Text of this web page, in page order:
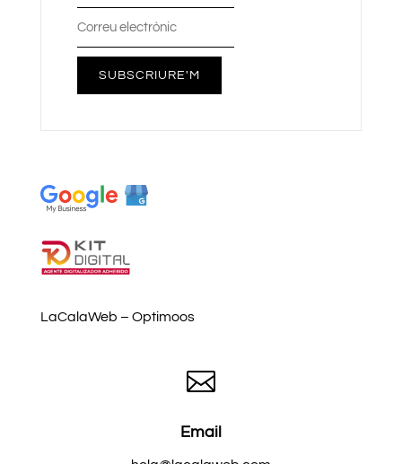
SUBSCRIURE'M
LaCalaWeb – Optimoos

Email